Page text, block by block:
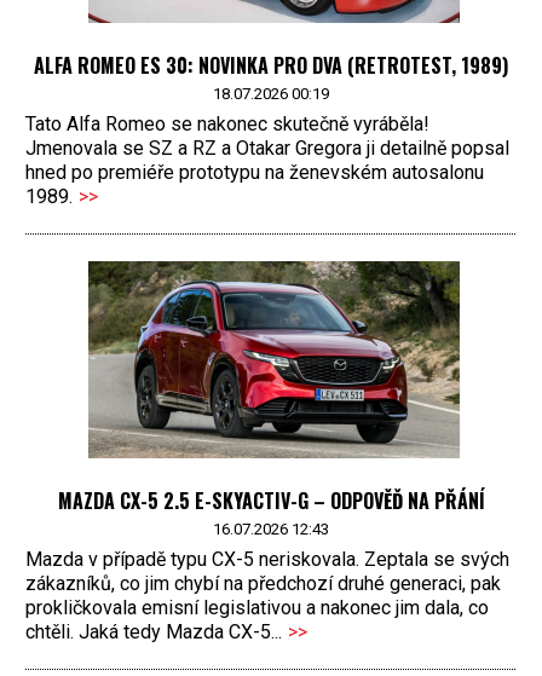
ALFA ROMEO ES 30: NOVINKA PRO DVA (RETROTEST, 1989)
18.07.2026 00:19
Tato Alfa Romeo se nakonec skutečně vyráběla!
Jmenovala se SZ a RZ a Otakar Gregora ji detailně popsal
hned po premiéře prototypu na ženevském autosalonu
1989. >>
MAZDA CX-5 2.5 E-SKYACTIV-G – ODPOVĚĎ NA PŘÁNÍ
16.07.2026 12:43
Mazda v případě typu CX-5 neriskovala. Zeptala se svých
zákazníků, co jim chybí na předchozí druhé generaci, pak
prokličkovala emisní legislativou a nakonec jim dala, co
chtěli. Jaká tedy Mazda CX-5... >>